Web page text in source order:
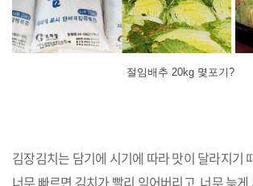
절임배추 20kg 몇포기?
김장김치는 담기에 시기에 따라 맛이 달라지기
너무 빠르면 김치가 빨리 익어버리고, 너무 늦